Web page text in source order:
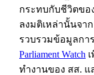
กระทบกับชีวิตขอ
ลงมติเหล่านั้นจาก
รวบรวมข้อมูลกา
Parliament Watch
ทำงานของ สส. แ